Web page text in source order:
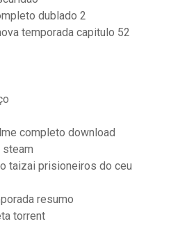
dublado 2
temporada capitulo 52
completo download
taizai prisioneiros do ceu
resumo
torrent